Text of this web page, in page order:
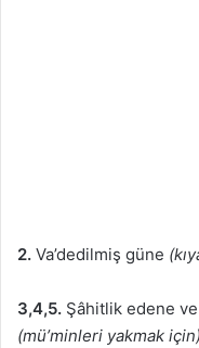
2. Va’dedilmiş güne
3,4,5. Şâhitlik edene
(mü’minleri yakmak için)